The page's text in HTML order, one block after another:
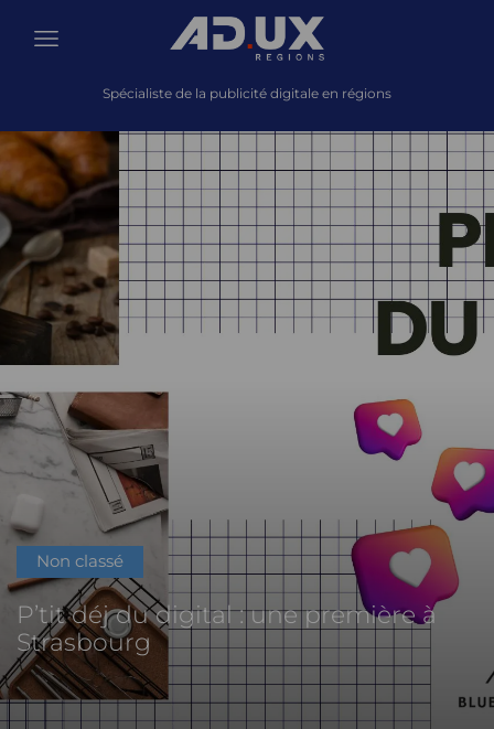
Spécialiste de la publicité digitale en régions
Non classé
P’tit déj du digital : une première à
Strasbourg